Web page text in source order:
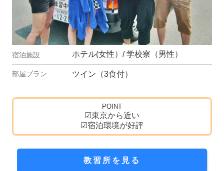
ホテル(女性）/ 学校寮（男性）
ツイン（3食付）
POINT
☑東京から近い
☑宿泊環境が好評
教習所を見る